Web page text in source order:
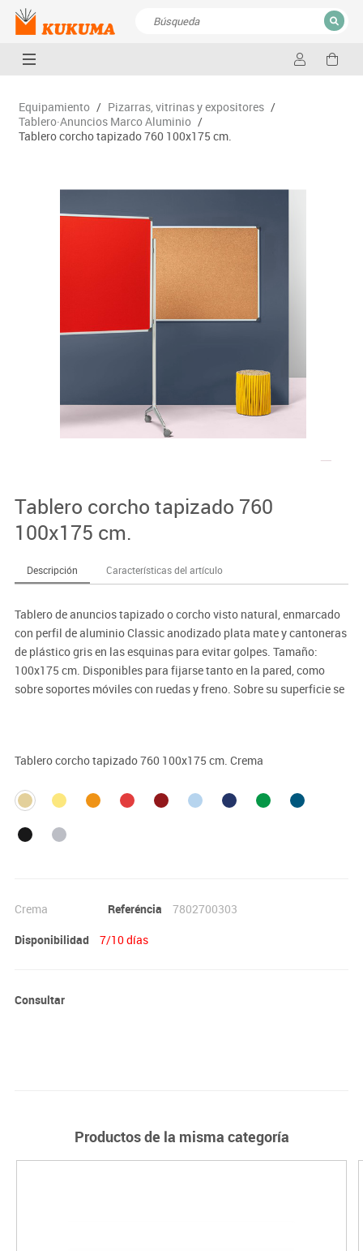
CERRAR
Equipamiento / Pizarras, vitrinas y expositores /
Tablero·Anuncios Marco Aluminio /
Tablero corcho tapizado 760 100x175 cm.
Tablero corcho tapizado 760
100x175 cm.
Descripción Características del artículo
Tablero de anuncios tapizado o corcho visto natural, enmarcado
con perfil de aluminio Classic anodizado plata mate y cantoneras
de plástico gris en las esquinas para evitar golpes. Tamaño:
100x175 cm. Disponibles para fijarse tanto en la pared, como
sobre soportes móviles con ruedas y freno. Sobre su superficie se
Tablero corcho tapizado 760 100x175 cm. Crema
Crema Referéncia
7802700303
Disponibilidad
7/10 días
Consultar
Productos de la misma categoría